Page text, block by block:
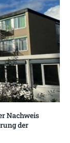
Nachweis
der